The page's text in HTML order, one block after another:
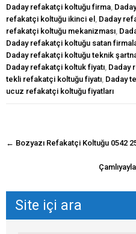
Daday refakatçi koltuğu firma
refakatçi koltuğu ikinci el
Daday
refakatçi koltuğu mekanizması
Daday refakatçi koltuğu satan
Daday refakatçi koltuğu teknik
Daday refakatçi koltuk fiyatı Daday
tekli refakatçi koltuğu fiyatı Daday
ucuz refakatçi koltuğu fiyatları
navigasyon
← Bozyazı Refakatçi Koltuğu 0542
Site içi ara